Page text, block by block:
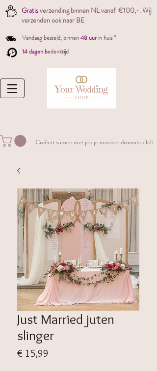
Gratisverzending binnen NL vanaf €100,-. Wij
verzenden ook naar BE
Vandaag besteld, binnen48 uur in huis *
14 dagen bedenktijd
Creëert samen met jou je mooiste droombruiloft
Just Married juten
slinger
€ 15,99